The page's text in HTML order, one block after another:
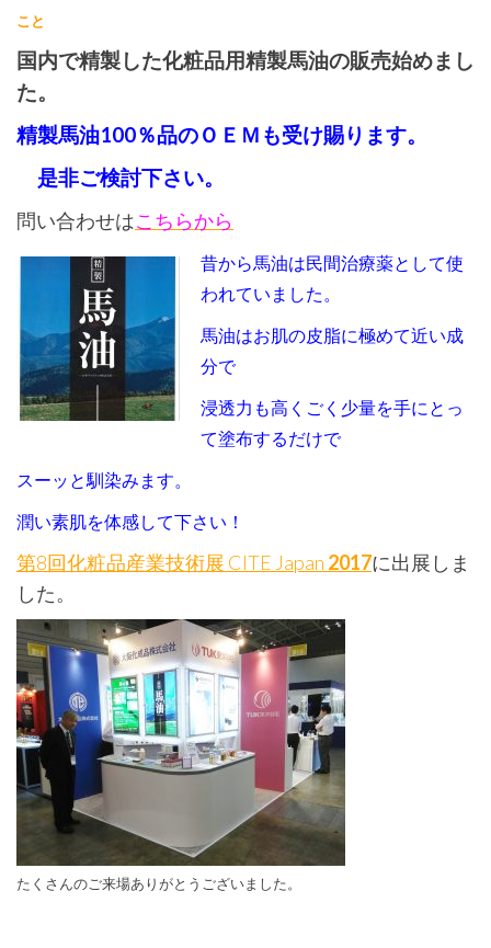
こと
国内で精製した化粧品用精製馬油の販売始めまし
た。
精製馬油100％品のＯＥＭも受け賜ります。
是非ご検討下さい。
問い合わせはこちらから
昔から馬油は民間治療薬として使
われていました。
馬油はお肌の皮脂に極めて近い成
分で
浸透力も高くごく少量を手にとっ
て塗布するだけで
スーッと馴染みます。
潤い素肌を体感して下さい！
第8回化粧品産業技術展 CITE Japan 2017に出展しま
した。
たくさんのご来場ありがとうございました。